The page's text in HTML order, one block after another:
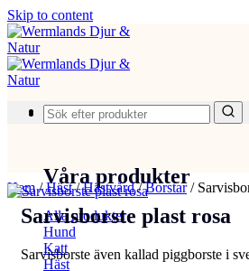
Skip to content
Produkter
Våra produkter
Alla produkter
Hund
Katt
Häst
Hem/Häst/Hästvård/Borstar/
Sarvisborste plast rosa
Sarvisborste även kallad piggborste i